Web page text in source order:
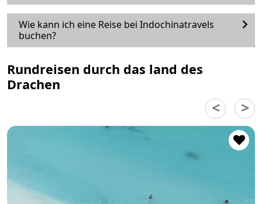
Wie kann ich eine Reise bei Indochinatravels
buchen?
Rundreisen durch das land des
Drachen